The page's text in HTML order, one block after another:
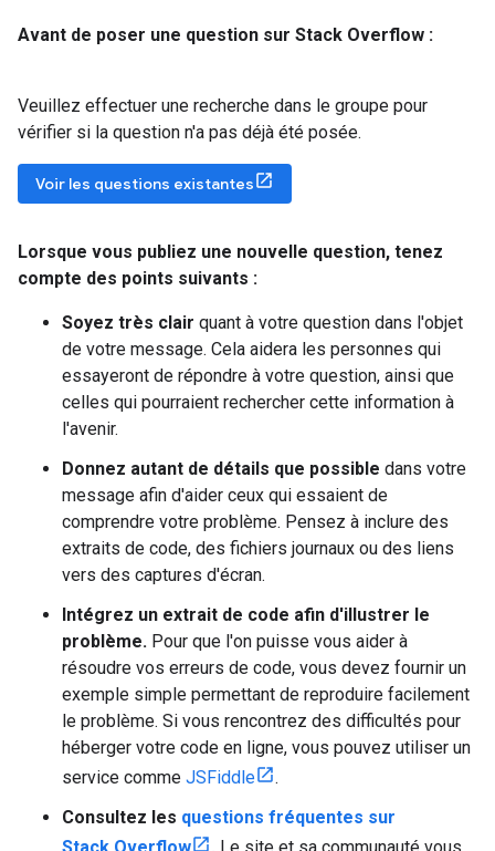
Avant de poser une question sur Stack Overflow :
Veuillez effectuer une recherche dans le groupe pour
vérifier si la question n'a pas déjà été posée.
Voir les questions existantes
Lorsque vous publiez une nouvelle question, tenez
compte des points suivants :
Soyez très clair quant à votre question dans l'objet
de votre message. Cela aidera les personnes qui
essayeront de répondre à votre question, ainsi que
celles qui pourraient rechercher cette information à
l'avenir.
Donnez autant de détails que possible dans votre
message afin d'aider ceux qui essaient de
comprendre votre problème. Pensez à inclure des
extraits de code, des fichiers journaux ou des liens
vers des captures d'écran.
Intégrez un extrait de code afin d'illustrer le
problème. Pour que l'on puisse vous aider à
résoudre vos erreurs de code, vous devez fournir un
exemple simple permettant de reproduire facilement
le problème. Si vous rencontrez des difficultés pour
héberger votre code en ligne, vous pouvez utiliser un
service comme JSFiddle
.
Consultez les questions fréquentes sur